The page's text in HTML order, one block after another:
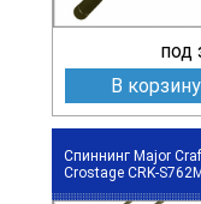
под
В корзину
Спиннинг Major
Crostage CRK-